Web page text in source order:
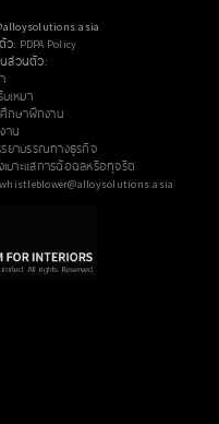
ว: PDPA Policy
นส่วนตัว:
เหมา
กษาฝึกงาน
าน
รยาบรรณทางธุรกิจ
เบาะแสการฉ้อฉลหรือทุจริต
whistleblower@alloysolutions.asia